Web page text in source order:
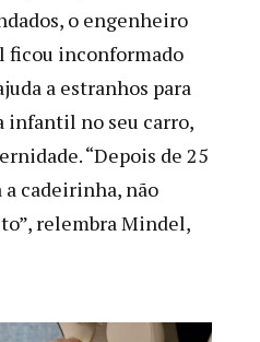
o engenheiro
ficou inconformado
a estranhos para
infantil no seu carro,
“Depois de 25
cadeirinha, não
relembra Mindel,